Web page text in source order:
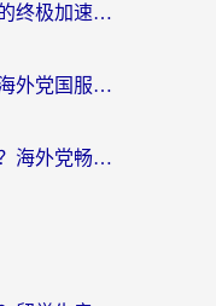
从魔兽到蛋仔：海外玩国服的终极加速指南，找到你的专属高速通道
在国外能不能玩星战前夜？海外党国服游戏不卡顿的秘密武器在这里
在印度怎么玩御龙在天手游？海外党畅玩国服的终极生存指南